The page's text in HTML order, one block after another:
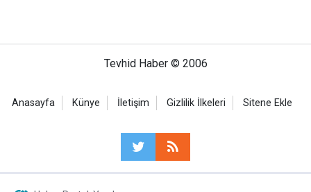
Tevhid Haber © 2006
Anasayfa Künye İletişim Gizlilik İlkeleri Sitene Ekle